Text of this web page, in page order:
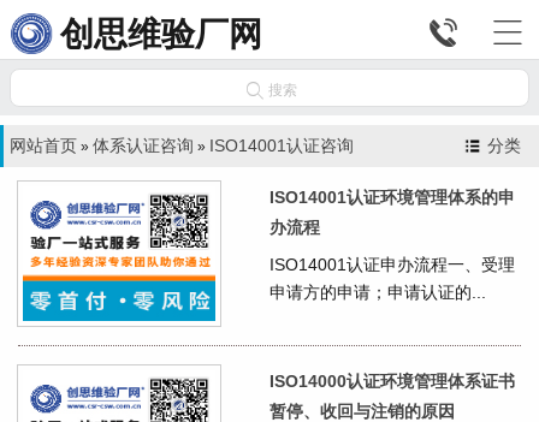
创思维验厂网 

 搜索
分类
网站首页 » 体系认证咨询 » ISO14001认证咨询
ISO14001认证环境管理体系的申
办流程
ISO14001认证申办流程一、受理
申请方的申请；申请认证的...
ISO14000认证环境管理体系证书
暂停、收回与注销的原因